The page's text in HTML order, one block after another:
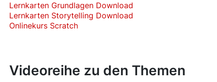
Lernkarten Grundlagen Download
Lernkarten Storytelling Download
Onlinekurs Scratch
Videoreihe zu den Themen